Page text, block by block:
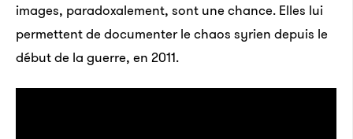
images, paradoxalement, sont une chance. Elles lui
permettent de documenter le chaos syrien depuis le
début de la guerre, en 2011.